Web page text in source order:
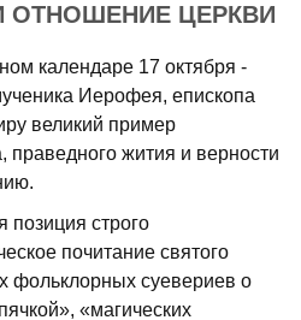
ОТНОШЕНИЕ ЦЕРКВИ
календаре 17 октября -
Иерофея, епископа
великий пример
праведного жития и верности
строго
почитание святого
фольклорных суевериев о
«магических